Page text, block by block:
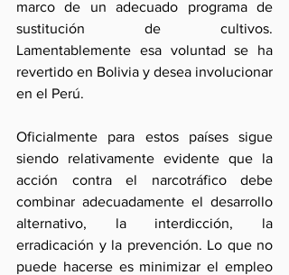
marco de un adecuado programa de
sustitución de cultivos.
Lamentablemente esa voluntad se ha
revertido en Bolivia y desea involucionar
en el Perú.
Oficialmente para estos países sigue
siendo relativamente evidente que la
acción contra el narcotráfico debe
combinar adecuadamente el desarrollo
alternativo, la interdicción, la
erradicación y la prevención. Lo que no
puede hacerse es minimizar el empleo